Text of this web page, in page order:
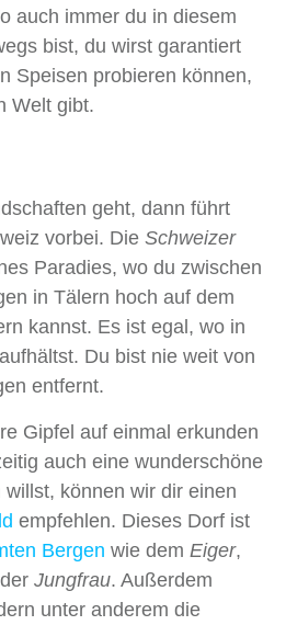
auch immer du in diesem
bist, du wirst garantiert
Speisen probieren können,
Welt gibt.
geht, dann führt
vorbei. Die Schweizer
Paradies, wo du zwischen
in Tälern hoch auf dem
kannst. Es ist egal, wo in
Du bist nie weit von
entfernt.
Gipfel auf einmal erkunden
auch eine wunderschöne
können wir dir einen
empfehlen. Dieses Dorf ist
Bergen wie dem Eiger,
Jungfrau. Außerdem
unter anderem die